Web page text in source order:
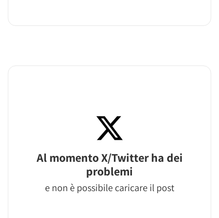
Al momento X/Twitter ha dei
problemi
e non è possibile caricare il post